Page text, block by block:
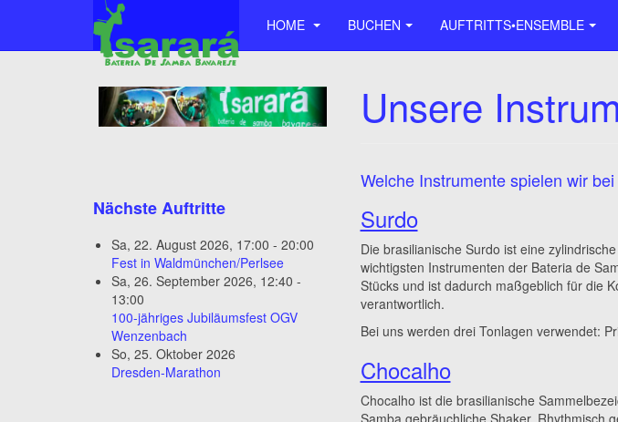
HOME BUCHEN AUFTRITTS•ENSEMBLE
Unsere
Welche Instrumente spielen wir
Surdo
Die brasilianische Surdo ist eine
wichtigsten Instrumenten der Bateria de
Stücks und ist dadurch maßgeblich für die
verantwortlich.
Bei uns werden drei Tonlagen verwendet:
Chocalho
Chocalho ist die brasilianische
Samba gebräuchliche Shaker. Rhythmisch
Nächste Auftritte
Sa, 22. August 2026, 17:00 - 20:00
Fest in Waldmünchen/Perlsee
Sa, 26. September 2026, 12:40 -
13:00
100-jähriges Jubiläumsfest OGV
Wenzenbach
So, 25. Oktober 2026
Dresden-Marathon